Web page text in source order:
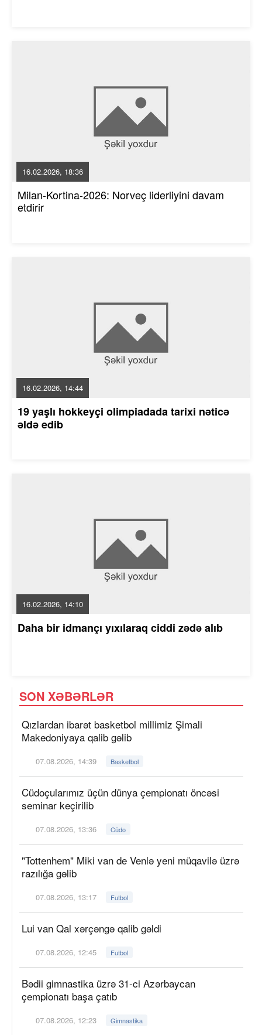
16.02.2026, 18:36
Milan-Kortina-2026: Norveç liderliyini davam
etdirir
16.02.2026, 14:44
19 yaşlı hokkeyçi olimpiadada tarixi nəticə
əldə edib
16.02.2026, 14:10
Daha bir idmançı yıxılaraq ciddi zədə alıb
SON XƏBƏRLƏR
Qızlardan ibarət basketbol millimiz Şimali
Makedoniyaya qalib gəlib
07.08.2026, 14:39 Basketbol
Cüdoçularımız üçün dünya çempionatı öncəsi
seminar keçirilib
07.08.2026, 13:36 Cüdo
"Tottenhem" Miki van de Venlə yeni müqavilə üzrə
razılığa gəlib
07.08.2026, 13:17 Futbol
Lui van Qal xərçəngə qalib gəldi
07.08.2026, 12:45 Futbol
Bədii gimnastika üzrə 31-ci Azərbaycan
çempionatı başa çatıb
07.08.2026, 12:23 Gimnastika